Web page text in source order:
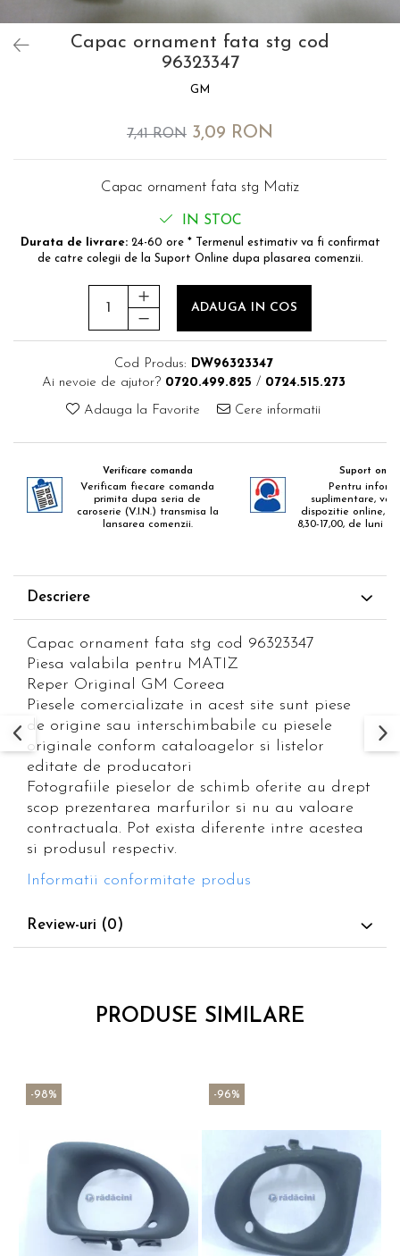
TIGRA-B 2004-2009
prezent
S-CROSS HYBRID 48V 2022-
VITARA Hybrid 48V 2020-prezent
Capac ornament fata stg cod
96323347
GM
7,41 RON 3,09 RON
Capac ornament fata stg Matiz
IN STOC
Durata de livrare:24-60 ore * Termenul estimativ va fi confirmat
de catre colegii de la Suport Online dupa plasarea comenzii.
ADAUGA IN COS
Cod Produs: DW96323347
Ai nevoie de ajutor? 0720.499.825 / 0724.515.273
Adauga la Favorite Cere informatii
Verificare comanda
Verificam fiecare comanda
primita dupa seria de
caroserie (V.I.N.) transmisa la
lansarea comenzii.
Suport
Pentru
suplimentare, va
dispozitie online,
8,30-17,00, de luni
Descriere
Capac ornament fata stg cod 96323347
Piesa valabila pentru MATIZ
Reper Original GM Coreea
Piesele comercializate in acest site sunt piese
de origine sau interschimbabile cu piesele
originale conform cataloagelor si listelor
editate de producatori
Fotografiile pieselor de schimb oferite au drept
scop prezentarea marfurilor si nu au valoare
contractuala. Pot exista diferente intre acestea
si produsul respectiv.
Informatii conformitate produs
Review-uri (0)
PRODUSE SIMILARE
-98% -96%